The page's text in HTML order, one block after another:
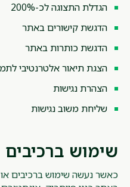
הגדלת התצוגה לכ-200%
הדגשת קישורים באתר
הדגשת כותרות באתר
הצגת תיאור אלטרנטיבי
הצהרת נגישות
שליחת משוב נגישות
שימוש ברכיבים
כאשר נעשה שימוש ברכיבים או